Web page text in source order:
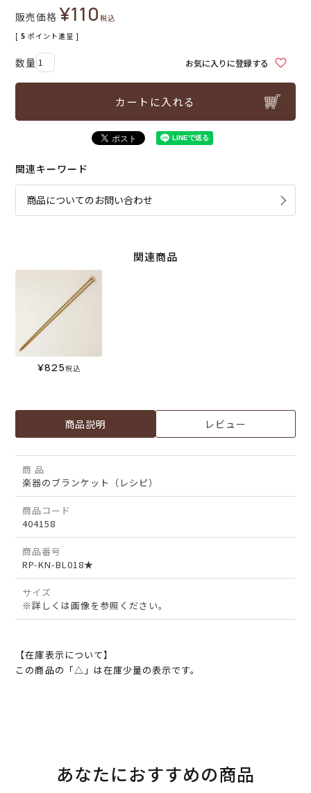
販売価格 ¥110税込
[ 5 ポイント進呈 ]
お気に入りに登録する
カートに入れる
関連キーワード
商品についてのお問い合わせ
関連商品
¥825税込
商品説明 レビュー
商 品
楽器のブランケット（レシピ）
商品コード
404158
商品番号
RP-KN-BL018★
サイズ
※詳しくは画像を参照ください。
【在庫表示について】
この商品の「△」は在庫少量の表示です。
あなたにおすすめの商品